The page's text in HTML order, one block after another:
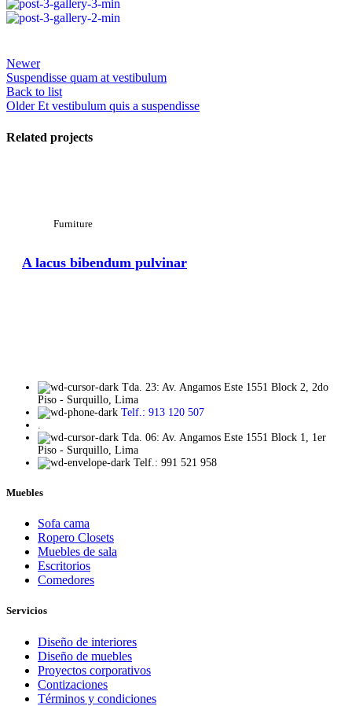
Newer
Suspendisse quam at vestibulum
Back to list
Older Et vestibulum quis a suspendisse
Related projects
Furniture
A lacus bibendum pulvinar
Tda. 23: Av. Angamos Este 1551 Block 2, 2do
Piso - Surquillo, Lima
Telf.: 913 120 507
Tda. 06: Av. Angamos Este 1551 Block 1, 1er
Piso - Surquillo, Lima
Telf.: 991 521 958
Muebles
Sofa cama
Ropero Closets
Muebles de sala
Escritorios
Comedores
Servicios
Diseño de interiores
Diseño de muebles
Proyectos corporativos
Contizaciones
Términos y condiciones